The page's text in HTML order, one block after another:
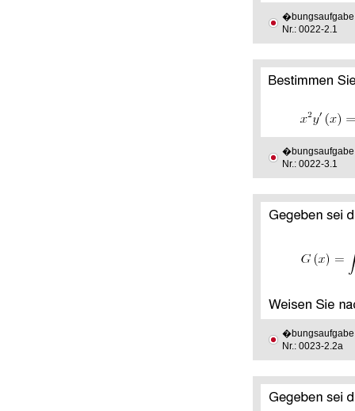
�bungsaufgabe
Nr.: 0022-2.1
�bungsaufgabe
Nr.: 0022-3.1
�bungsaufgabe
Nr.: 0023-2.2a